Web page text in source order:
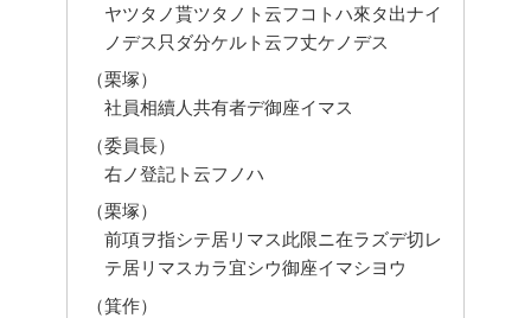
ヤツタノ貰ツタノト云フコトハ來タ出ナイ
ノデス只ダ分ケルト云フ丈ケノデス
（栗塚）
社員相續人共有者デ御座イマス
（委員長）
右ノ登記ト云フノハ
（栗塚）
前項ヲ指シテ居リマス此限ニ在ラズデ切レ
テ居リマスカラ宜シウ御座イマシヨウ
（箕作）